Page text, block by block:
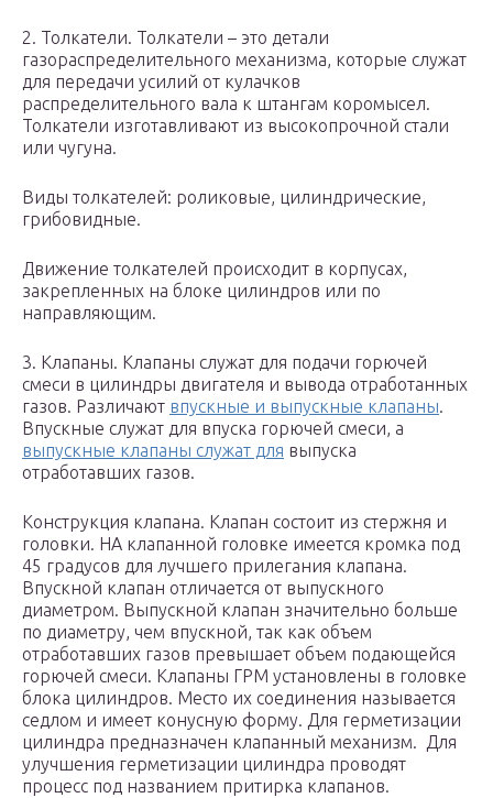
2. Толкатели. Толкатели – это детали
газораспределительного механизма, которые служат
для передачи усилий от кулачков
распределительного вала к штангам коромысел.
Толкатели изготавливают из высокопрочной стали
или чугуна.
Виды толкателей: роликовые, цилиндрические,
грибовидные.
Движение толкателей происходит в корпусах,
закрепленных на блоке цилиндров или по
направляющим.
3. Клапаны. Клапаны служат для подачи горючей
смеси в цилиндры двигателя и вывода отработанных
газов. Различают впускные и выпускные клапаны.
Впускные служат для впуска горючей смеси, а
выпускные клапаны служат для выпуска
отработавших газов.
Конструкция клапана. Клапан состоит из стержня и
головки. НА клапанной головке имеется кромка под
45 градусов для лучшего прилегания клапана.
Впускной клапан отличается от выпускного
диаметром. Выпускной клапан значительно больше
по диаметру, чем впускной, так как объем
отработавших газов превышает объем подающейся
горючей смеси. Клапаны ГРМ установлены в головке
блока цилиндров. Место их соединения называется
седлом и имеет конусную форму. Для герметизации
цилиндра предназначен клапанный механизм. Для
улучшения герметизации цилиндра проводят
процесс под названием притирка клапанов.